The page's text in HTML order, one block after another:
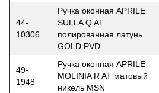
44-
10306
Ручка оконная APRILE
SULLA Q AT
полированная латунь
GOLD PVD
49-
1948
Ручка оконная APRILE
MOLINIA R AT матовый
никель MSN